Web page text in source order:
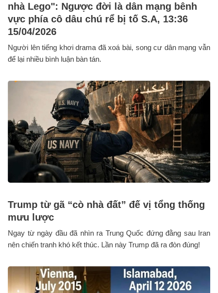
nhà Lego": Ngược đời là dân mạng bênh
vực phía cô dâu chú rể bị tố S.A, 13:36
15/04/2026
Người lên tiếng khơi drama đã xoá bài, song cư dân mạng vẫn
để lại nhiều bình luận bàn tán.
Trump từ gã “cò nhà đất” đế vị tổng thống
mưu lược
Ngay từ ngày đầu đã nhìn ra Trung Quốc đứng đằng sau Iran
nên chiến tranh khó kết thúc. Lần này Trump đã ra đòn đúng!